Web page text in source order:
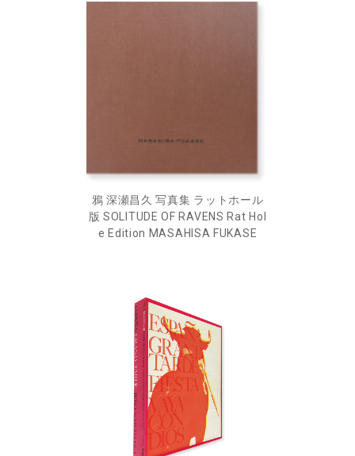
鴉 深瀬昌久 写真集 ラットホール
版 SOLITUDE OF RAVENS Rat Hol
e Edition MASAHISA FUKASE